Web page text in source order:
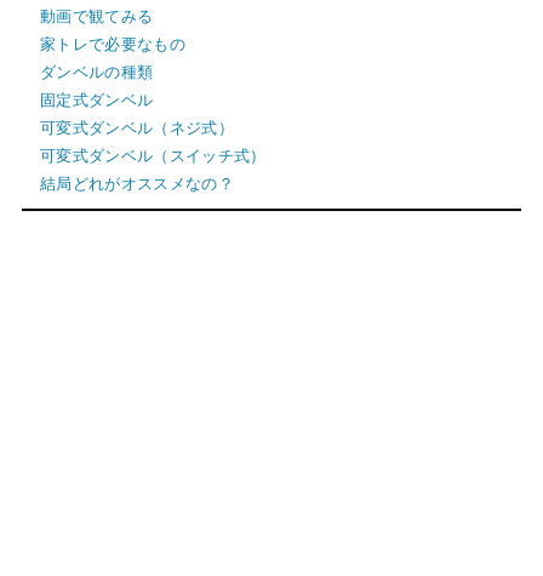
動画で観てみる
家トレで必要なもの
ダンベルの種類
固定式ダンベル
可変式ダンベル（ネジ式）
可変式ダンベル（スイッチ式）
結局どれがオススメなの？